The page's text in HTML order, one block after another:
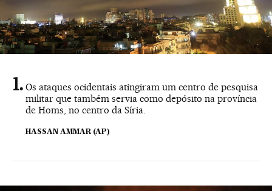
Os ataques ocidentais atingiram um centro de pesquisa
militar que também servia como depósito na província
de Homs, no centro da Síria.
HASSAN AMMAR (AP)